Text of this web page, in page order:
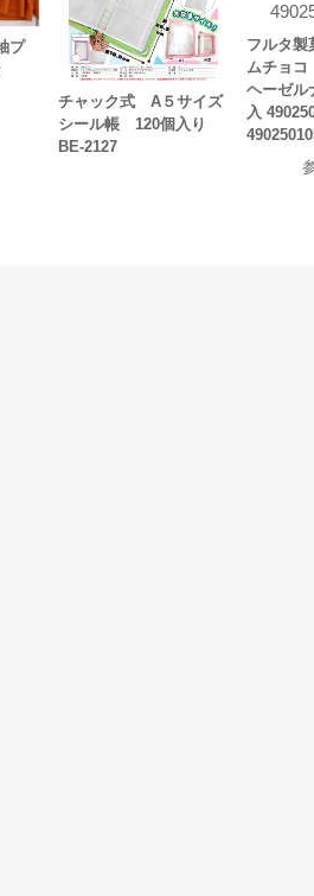
プ
チャック式 A５サイズ
シール帳 120個入り
BE-2127
フルタ
ムチョ
ヘーゼ
入